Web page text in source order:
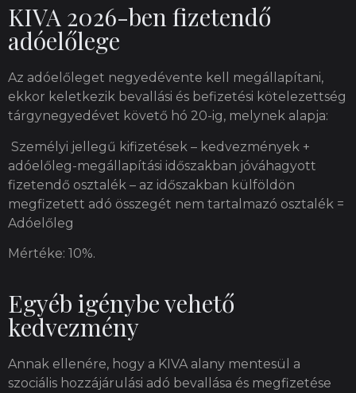
KIVA 2026-ben fizetendő
adóelőlege
Az adóelőleget negyedévente kell megállapítani,
ekkor keletkezik bevallási és befizetési kötelezettség
tárgynegyedévet követő hó 20-ig, melynek alapja:
Személyi jellegű kifizetések – kedvezmények +
adóelőleg-megállapítási időszakban jóváhagyott
fizetendő osztalék – az időszakban külföldön
megfizetett adó összegét nem tartalmazó osztalék =
Adóelőleg
Mértéke: 10%.
Egyéb igénybe vehető
kedvezmény
Annak ellenére, hogy a KIVA alany mentesül a
szociális hozzájárulási adó bevallása és megfizetése